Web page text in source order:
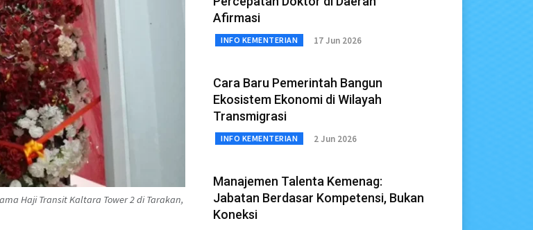
Haji Transit Kaltara Tower 2 di Tarakan,
Afirmasi
INFO KEMENTERIAN 17 Jun 2026
Cara Baru Pemerintah Bangun
Ekosistem Ekonomi di Wilayah
Transmigrasi
INFO KEMENTERIAN 2 Jun 2026
Manajemen Talenta Kemenag:
Jabatan Berdasar Kompetensi, Bukan
Koneksi